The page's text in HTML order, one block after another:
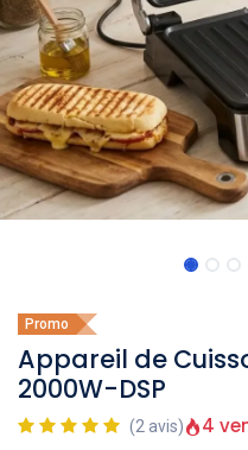
Promo
Appareil de
2000W-DSP
(2 avis) 4